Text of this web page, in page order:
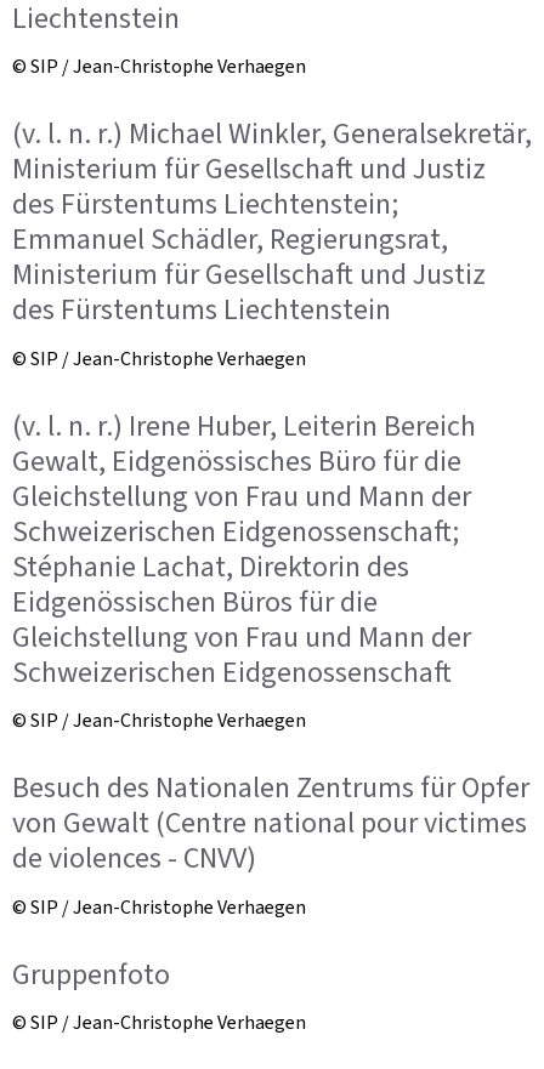
Liechtenstein
© SIP / Jean-Christophe Verhaegen
(v. l. n. r.) Michael Winkler, Generalsekretär,
Ministerium für Gesellschaft und Justiz
des Fürstentums Liechtenstein;
Emmanuel Schädler, Regierungsrat,
Ministerium für Gesellschaft und Justiz
des Fürstentums Liechtenstein
© SIP / Jean-Christophe Verhaegen
(v. l. n. r.) Irene Huber, Leiterin Bereich
Gewalt, Eidgenössisches Büro für die
Gleichstellung von Frau und Mann der
Schweizerischen Eidgenossenschaft;
Stéphanie Lachat, Direktorin des
Eidgenössischen Büros für die
Gleichstellung von Frau und Mann der
Schweizerischen Eidgenossenschaft
© SIP / Jean-Christophe Verhaegen
Besuch des Nationalen Zentrums für Opfer
von Gewalt (Centre national pour victimes
de violences - CNVV)
© SIP / Jean-Christophe Verhaegen
Gruppenfoto
© SIP / Jean-Christophe Verhaegen